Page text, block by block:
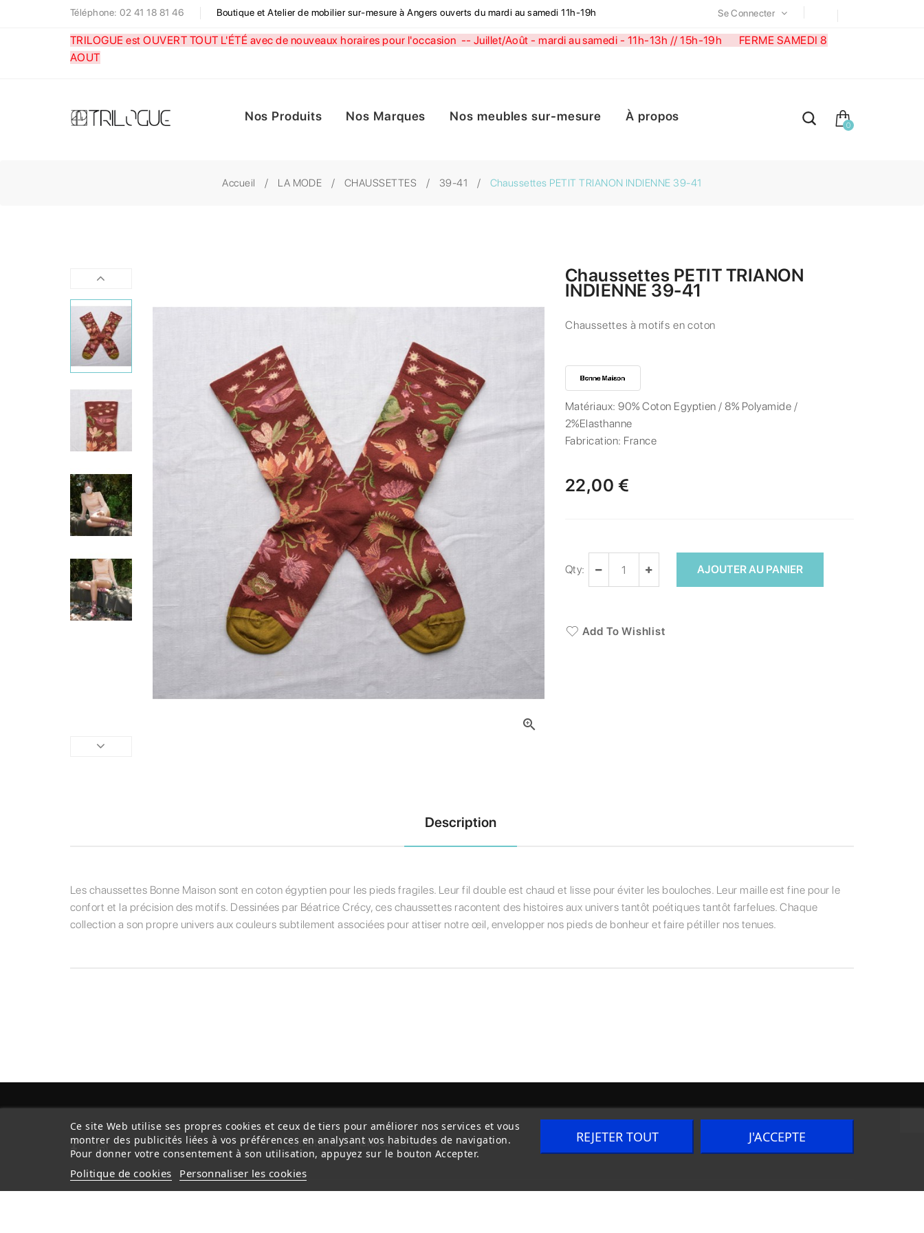
Téléphone: 02 41 18 81 46 Boutique et Atelier de mobilier sur-mesure à Angers ouverts du mardi au samedi 11h-19h Se Connecter
TRILOGUE est OUVERT TOUT L'ÉTÉ avec de nouveaux horaires pour l'occasion -- Juillet/Août - mardi au samedi - 11h-13h // 15h-19h FERME SAMEDI 8
AOUT
Nos Produits Nos Marques Nos meubles sur-mesure À propos
0
Accueil LA MODE CHAUSSETTES 39-41 Chaussettes PETIT TRIANON INDIENNE 39-41

Chaussettes PETIT TRIANON
INDIENNE 39-41
Chaussettes à motifs en coton
Matériaux:90% Coton Egyptien / 8% Polyamide /
2%Elasthanne
Fabrication: France
22,00 €
Qty: AJOUTER AU PANIER
Add To Wishlist
Description
Les chaussettes Bonne Maison sont en coton égyptien pour les pieds fragiles. Leur fil double est chaud et lisse pour éviter les bouloches. Leur maille est fine pour le
confort et la précision des motifs. Dessinées par Béatrice Crécy, ces chaussettes racontent des histoires aux univers tantôt poétiques tantôt farfelues. Chaque
collection a son propre univers aux couleurs subtilement associées pour attiser notre œil, envelopper nos pieds de bonheur et faire pétiller nos tenues.
Conditions Générales de Vente Livraison Nous contacter
Ce site Web utilise ses propres cookies et ceux de tiers pour améliorer nos services et vous
montrer des publicités liées à vos préférences en analysant vos habitudes de navigation.
Pour donner votre consentement à son utilisation, appuyez sur le bouton Accepter.
Politique de cookies Personnaliser les cookies
REJETER TOUT J'ACCEPTE